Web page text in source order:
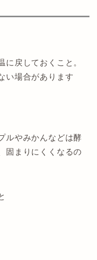
に戻しておくこと。
い場合があります
ルやみかんなどは酵
固まりにくくなるの